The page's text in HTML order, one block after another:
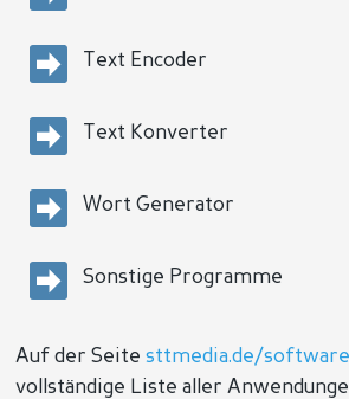
Text Encoder
Text Konverter
Wort Generator
Sonstige Programme
Auf der Seitesttmedia.de/software
vollständige Liste aller